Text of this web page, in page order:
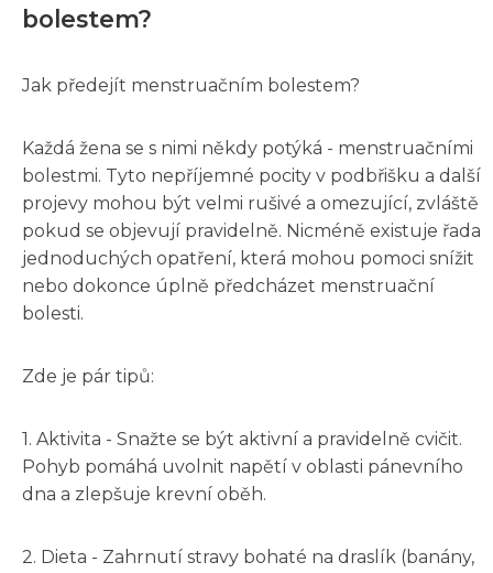
bolestem?
Jak předejít menstruačním bolestem?
Každá žena se s nimi někdy potýká - menstruačními
bolestmi. Tyto nepříjemné pocity v podbřišku a další
projevy mohou být velmi rušivé a omezující, zvláště
pokud se objevují pravidelně. Nicméně existuje řada
jednoduchých opatření, která mohou pomoci snížit
nebo dokonce úplně předcházet menstruační
bolesti.
Zde je pár tipů:
1. Aktivita - Snažte se být aktivní a pravidelně cvičit.
Pohyb pomáhá uvolnit napětí v oblasti pánevního
dna a zlepšuje krevní oběh.
2. Dieta - Zahrnutí stravy bohaté na draslík (banány,